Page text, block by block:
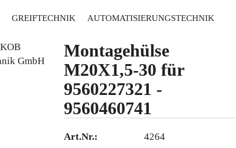
Konto erstellen
Passwort vergessen?
GREIFTECHNIK AUTOMATISIERUNGSTECHNIK
Montagehülse
M20X1,5-30 für
9560227321 -
9560460741
Art.Nr.:
4264